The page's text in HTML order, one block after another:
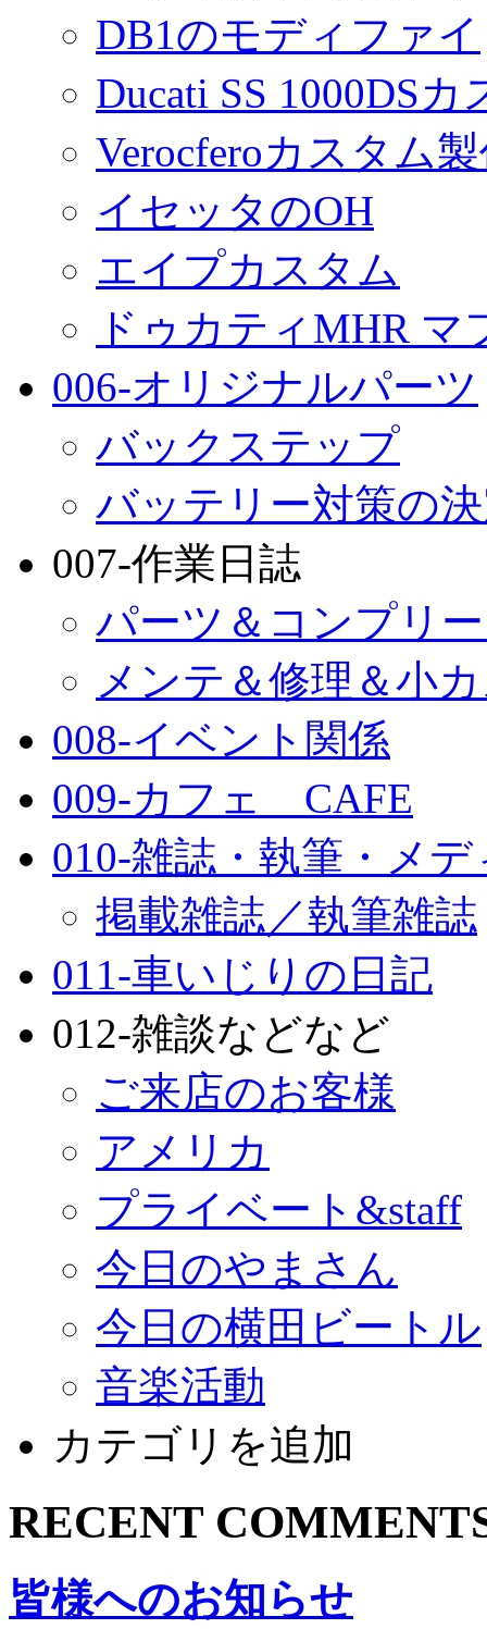
DB1のモディファイ
Ducati SS 1000DSカ
Verocferoカスタム
イセッタのOH
エイプカスタム
ドゥカティMHR マ
006-オリジナルパーツ
バックステップ
バッテリー対策の
007-作業日誌
パーツ＆コンプリ
メンテ＆修理＆小
008-イベント関係
009-カフェ CAFE
010-雑誌・執筆・メ
掲載雑誌／執筆雑誌
011-車いじりの日記
012-雑談などなど
ご来店のお客様
アメリカ
プライベート&staff
今日のやまさん
今日の横田ビートル
音楽活動
カテゴリを追加
RECENT
皆様へのお知らせ